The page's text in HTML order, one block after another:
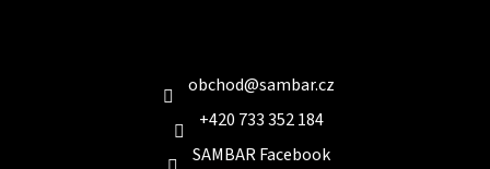
obchod@sambar.cz
+420 733 352 184
SAMBAR Facebook